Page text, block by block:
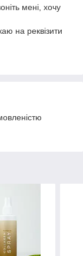
мені, хочу
на реквізити